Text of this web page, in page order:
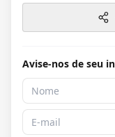
Avise-nos de seu